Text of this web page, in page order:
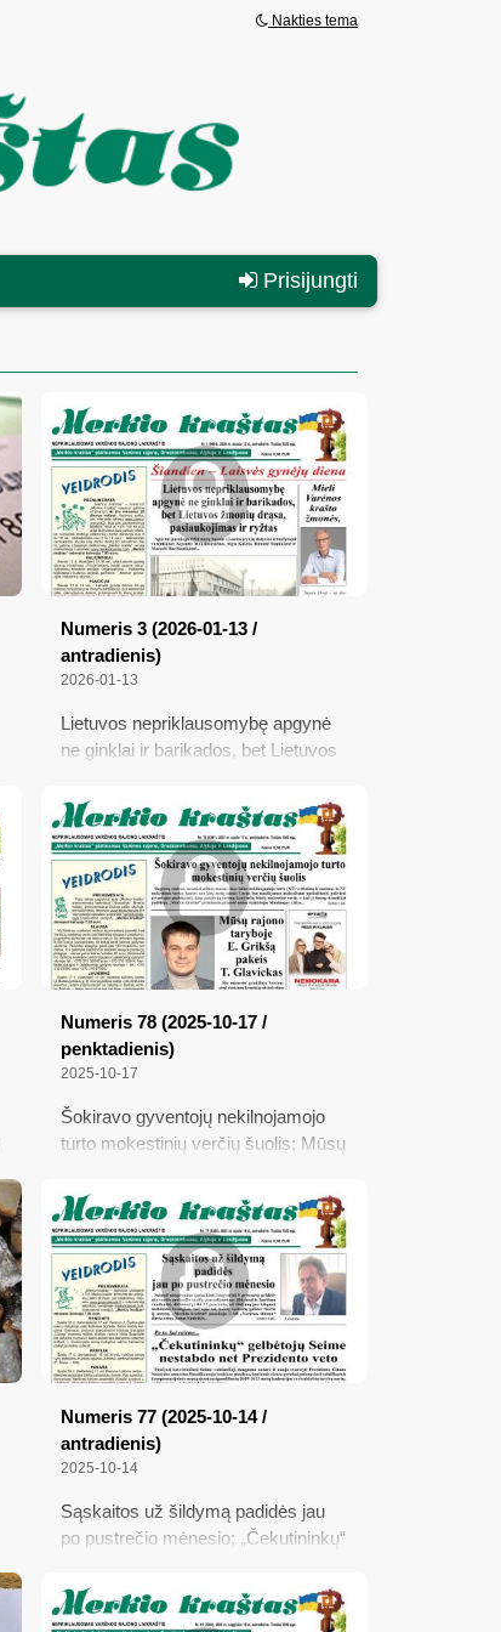
Nakties tema
Prisijungti
Numeris 3 (2026-01-13 /
antradienis)
2026-01-13
Lietuvos nepriklausomybę apgynė
ne ginklai ir barikados, bet Lietuvos
ryžtas; Kas už leidimą verstis verslu
mokės 104 eurus, o kas jį gaus
dykai?; Auginantys vaikus sulauks
didesnių išmokų: kaip efektyviausiai
jas įdarbinti
Numeris 78 (2025-10-17 /
penktadienis)
2025-10-17
Šokiravo gyventojų nekilnojamojo
turto mokestinių verčių šuolis; Mūsų
Glavickas; Kur nukeliauja žūklių
pinigai už leidimus žvejoti?; Vieta
Varėnos rajone, pripažinta geriausia
Europoje
Numeris 77 (2025-10-14 /
antradienis)
2025-10-14
Sąskaitos už šildymą padidės jau
po pustrečio mėnesio; „Čekutininkų“
Prezidento veto; Kiek šiemet
kainuoja malkos ir kitoks kuras;